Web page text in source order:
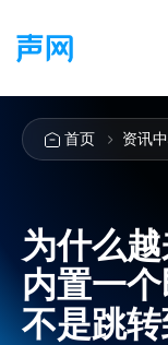
首页 资讯
为什么
内置一
不是跳